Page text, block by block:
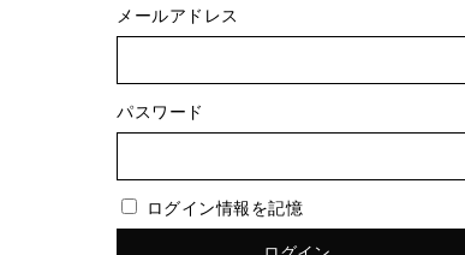
メールアドレス
パスワード
ログイン情報を記憶